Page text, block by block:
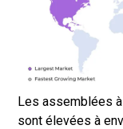
Les assemblées
sont élevées à